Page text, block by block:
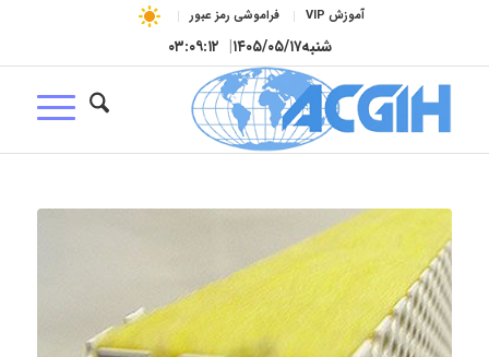
آموزش VIP فراموشی رمز عبور
شنبه۱۴۰۵/۰۵/۱۷| ۰۳:۰۹:۱۳